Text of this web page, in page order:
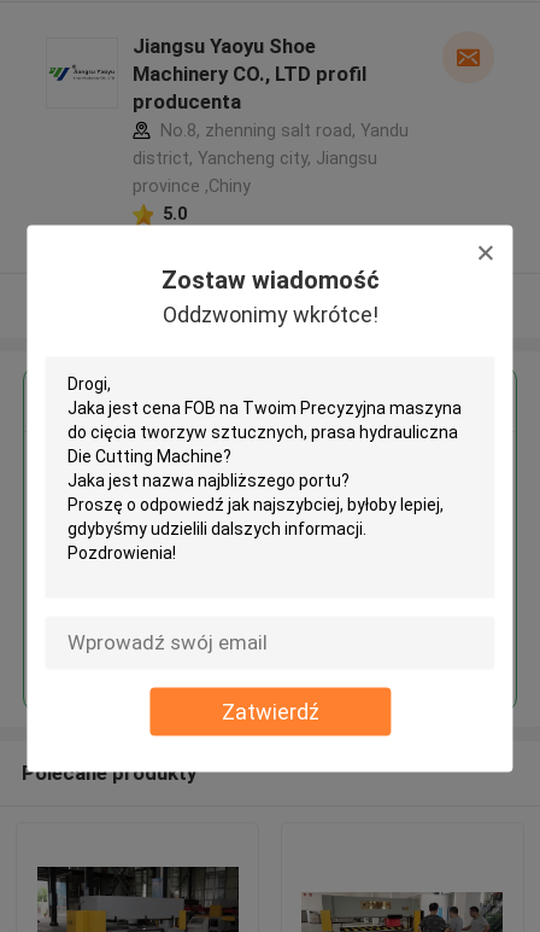
Zostaw wiadomość
Oddzwonimy wkrótce!
Zatwierdź
Jiangsu Yaoyu Shoe
Machinery CO., LTD profil
producenta
No.8, zhenning salt road, Yandu
district, Yancheng city, Jiangsu
province ,Chiny
5.0
Zobacz więcej
Uzyskaj najlepszą cenę za
Precyzyjna maszyna do cięcia
tworzyw sztucznych, prasa
hydrauliczna Die Cutting
Kontyntynuj
Polecane produkty